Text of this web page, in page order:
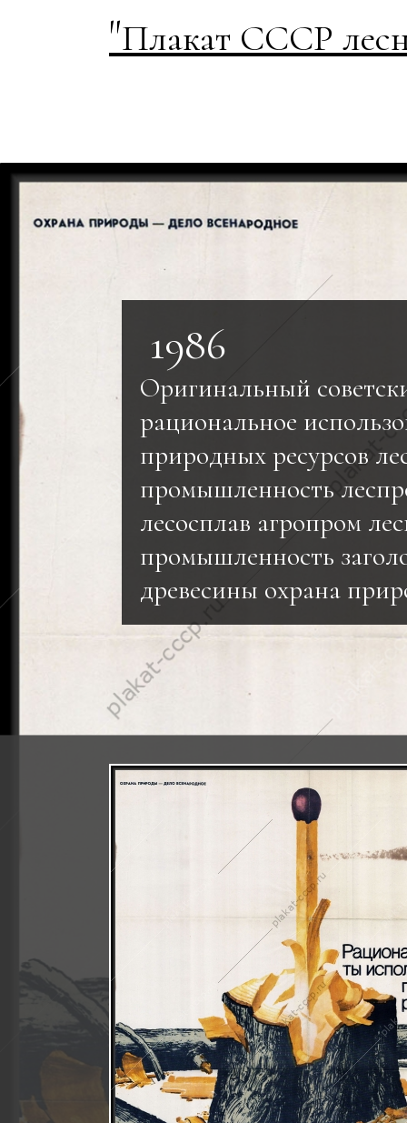
"Плакат СССР
1986
Оригинальный
рациональное
природных ресурсов
промышленность
лесосплав агропром
промышленность
древесины охрана